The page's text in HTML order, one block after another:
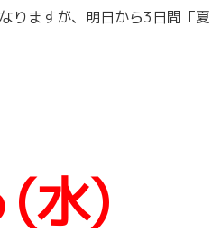
りますが、明日から3日間「夏
(水)